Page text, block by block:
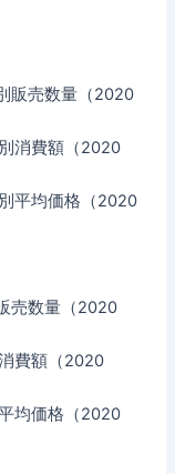
販売数量（2020
消費額（2020
平均価格（2020
売数量（2020
費額（2020
均価格（2020